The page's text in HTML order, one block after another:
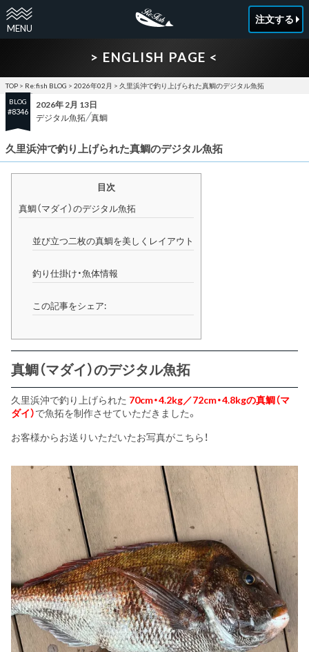
注文する
> ENGLISH PAGE <
TOP > Re:fish BLOG > 2026年02月 > 久里浜沖で釣り上げられた真鯛のデジタル魚拓
BLOG
#8346
2026年 2月 13日
デジタル魚拓 真鯛
久里浜沖で釣り上げられた真鯛のデジタル魚拓
目次
真鯛（マダイ）のデジタル魚拓
並び立つ二枚の真鯛を美しくレイアウト
釣り仕掛け・魚体情報
この記事をシェア:
真鯛（マダイ）のデジタル魚拓
久里浜沖で釣り上げられた 70cm・4.2kg／72cm・4.8kgの真鯛（マ
ダイ）で魚拓を制作させていただきました。
お客様からお送りいただいたお写真がこちら！